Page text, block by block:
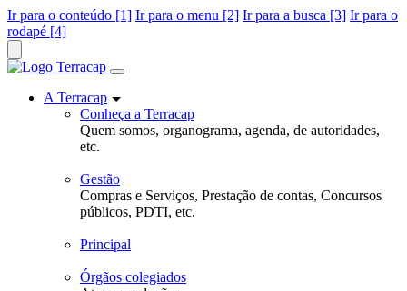
Ir para o conteúdo [1] Ir para o menu [2] Ir para a busca [3] Ir para o
rodapé [4]
A Terracap
Conheça a Terracap
Quem somos, organograma, agenda, de autoridades,
etc.
Gestão
Compras e Serviços, Prestação de contas, Concursos
públicos, PDTI, etc.
Principal
Órgãos colegiados